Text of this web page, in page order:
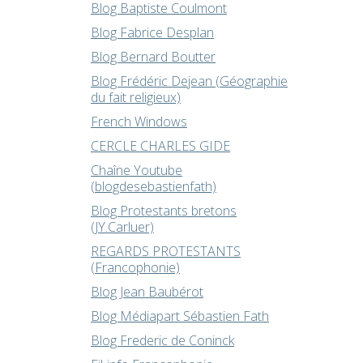
Blog Baptiste Coulmont
Blog Fabrice Desplan
Blog Bernard Boutter
Blog Frédéric Dejean (Géographie
du fait religieux)
French Windows
CERCLE CHARLES GIDE
Chaîne Youtube
(blogdesebastienfath)
Blog Protestants bretons
(JY.Carluer)
REGARDS PROTESTANTS
(Francophonie)
Blog Jean Baubérot
Blog Médiapart Sébastien Fath
Blog Frederic de Coninck